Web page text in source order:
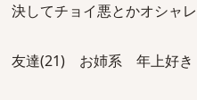
決してチョイ悪とかオシャ
友達(21) お姉系 年上好き